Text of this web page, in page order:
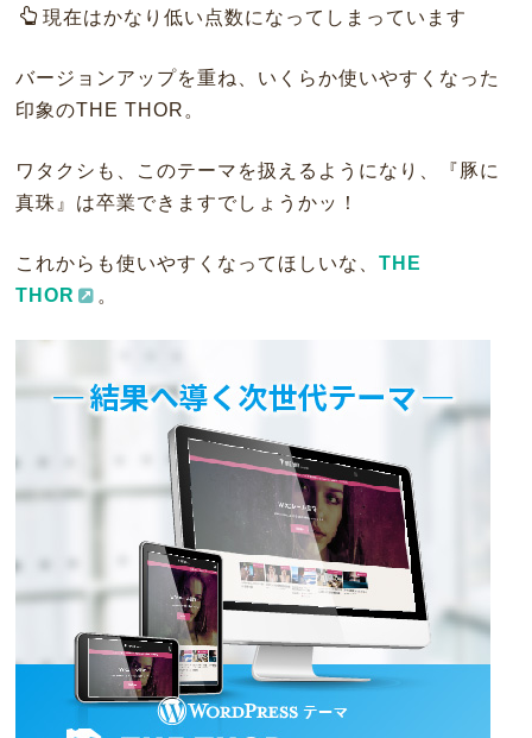
現在はかなり低い点数になってしまっています
バージョンアップを重ね、いくらか使いやすくなった
印象のTHE THOR。
ワタクシも、このテーマを扱えるようになり、『豚に
真珠』は卒業できますでしょうかッ！
これからも使いやすくなってほしいな、 THE
THOR
。